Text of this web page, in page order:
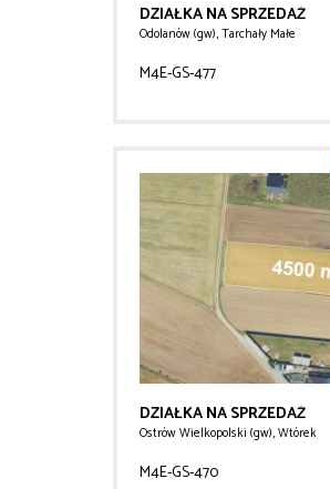
DZIAŁKA NA SPRZEDAŻ
Odolanów (gw), Tarchały Małe
M4E-GS-477
DZIAŁKA NA SPRZEDAŻ
Ostrów Wielkopolski (gw), Wtórek
M4E-GS-470